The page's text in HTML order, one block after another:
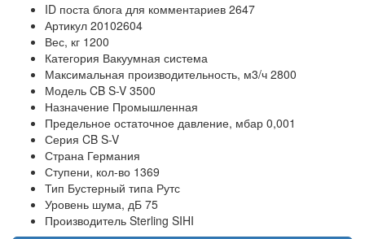
ID поста блога для комментариев 2647
Артикул 20102604
Вес, кг 1200
Категория Вакуумная система
Максимальная производительность, м3/ч 2800
Модель CB S-V 3500
Назначение Промышленная
Предельное остаточное давление, мбар 0,001
Серия CB S-V
Страна Германия
Ступени, кол-во 1369
Тип Бустерный типа Рутс
Уровень шума, дБ 75
Производитель Sterling SIHI